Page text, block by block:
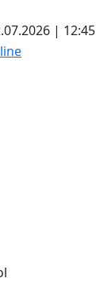
| 12:45